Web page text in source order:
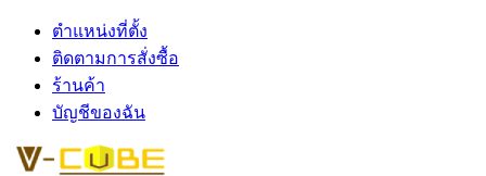
ตำแหน่งที่ตั้ง
ติดตามการสั่งซื้อ
ร้านค้า
บัญชีของฉัน